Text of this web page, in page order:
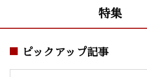
特集
ピックアップ記事